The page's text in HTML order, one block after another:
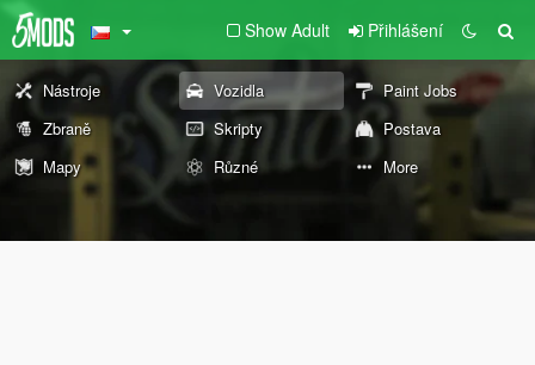
Show Adult Přihlášení
Nástroje Vozidla
Paint Jobs
Zbraně
Skripty
Postava
Mapy
Různé More